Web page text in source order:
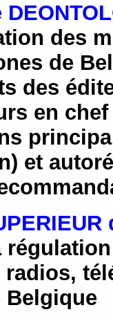
des
de
des
en
et
Belgique